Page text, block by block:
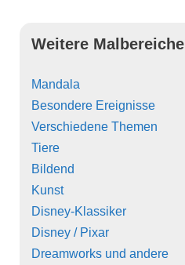
Weitere Malbereiche
Mandala
Besondere Ereignisse
Verschiedene Themen
Tiere
Bildend
Kunst
Disney-Klassiker
Disney / Pixar
Dreamworks und andere